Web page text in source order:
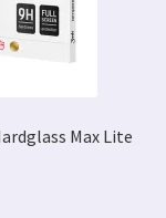
Max Lite